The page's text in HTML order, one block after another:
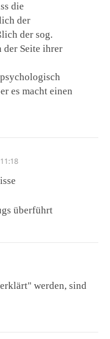
die
der
der sog.
Seite ihrer
es macht einen
überführt
werden, sind